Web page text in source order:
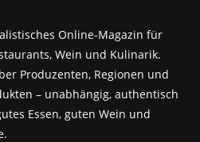
Online-Magazin für
Wein und Kulinarik.
Produzenten, Regionen und
– unabhängig, authentisch
Essen, guten Wein und